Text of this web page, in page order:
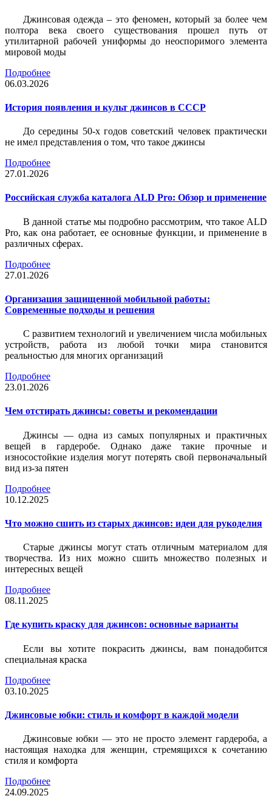
Джинсовая одежда – это феномен, который за более чем
полтора века своего существования прошел путь от
утилитарной рабочей униформы до неоспоримого элемента
мировой моды
Подробнее
06.03.2026
История появления и культ джинсов в СССР
До середины 50-х годов советский человек практически
не имел представления о том, что такое джинсы
Подробнее
27.01.2026
Российская служба каталога ALD Pro: Обзор и применение
В данной статье мы подробно рассмотрим, что такое ALD
Pro, как она работает, ее основные функции, и применение в
различных сферах.
Подробнее
27.01.2026
Организация защищенной мобильной работы:
Современные подходы и решения
С развитием технологий и увеличением числа мобильных
устройств, работа из любой точки мира становится
реальностью для многих организаций
Подробнее
23.01.2026
Чем отстирать джинсы: советы и рекомендации
Джинсы — одна из самых популярных и практичных
вещей в гардеробе. Однако даже такие прочные и
износостойкие изделия могут потерять свой первоначальный
вид из-за пятен
Подробнее
10.12.2025
Что можно сшить из старых джинсов: идеи для рукоделия
Старые джинсы могут стать отличным материалом для
творчества. Из них можно сшить множество полезных и
интересных вещей
Подробнее
08.11.2025
Где купить краску для джинсов: основные варианты
Если вы хотите покрасить джинсы, вам понадобится
специальная краска
Подробнее
03.10.2025
Джинсовые юбки: стиль и комфорт в каждой модели
Джинсовые юбки — это не просто элемент гардероба, а
настоящая находка для женщин, стремящихся к сочетанию
стиля и комфорта
Подробнее
24.09.2025